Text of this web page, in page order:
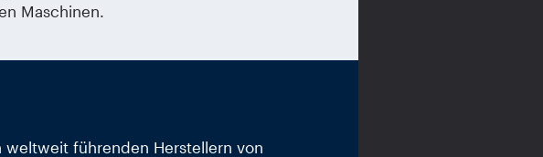
Maschinen.
weltweit führenden Herstellern von